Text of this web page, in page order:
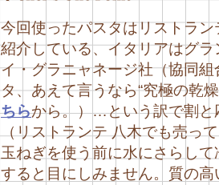
今回使ったパスタはリストラ
紹介している、イタリアはグ
イ・グラニャネージ社（協同
タ、あえて言うなら“究極の乾
ちらから。）…という訳で割と
（リストランテ 八木でも売っ
玉ねぎを使う前に水にさらし
すると目にしみません。質の